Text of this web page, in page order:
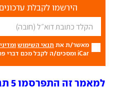
הירשמו לקבלת
מאשר/ת את תנאי השימוש
iCar ומסכים/ה לקבל מכם דברי פרסום.
למאמר זה התפרסמו 5 תגובות